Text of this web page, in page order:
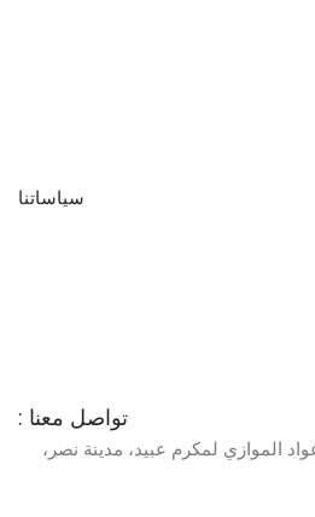
سياساتنا
تواصل معنا :
عواد الموازي لمكرم عبيد، مدينة نصر،